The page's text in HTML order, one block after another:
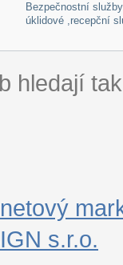
Bezpečnostní
úklidové ,recepční
hledají
s.r.o.